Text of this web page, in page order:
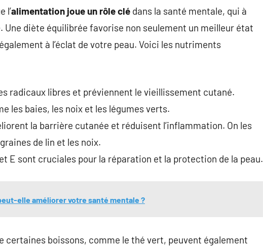
l’alimentation joue un rôle clé dans la santé mentale, qui à
diète équilibrée favorise non seulement un meilleur état
à l’éclat de votre peau. Voici les nutriments
radicaux libres et préviennent le vieillissement cutané.
les baies, les noix et les légumes verts.
la barrière cutanée et réduisent l’inflammation. On les
de lin et les noix.
E sont cruciales pour la réparation et la protection de la peau.
elle améliorer votre santé mentale ?
certaines boissons, comme le thé vert, peuvent également